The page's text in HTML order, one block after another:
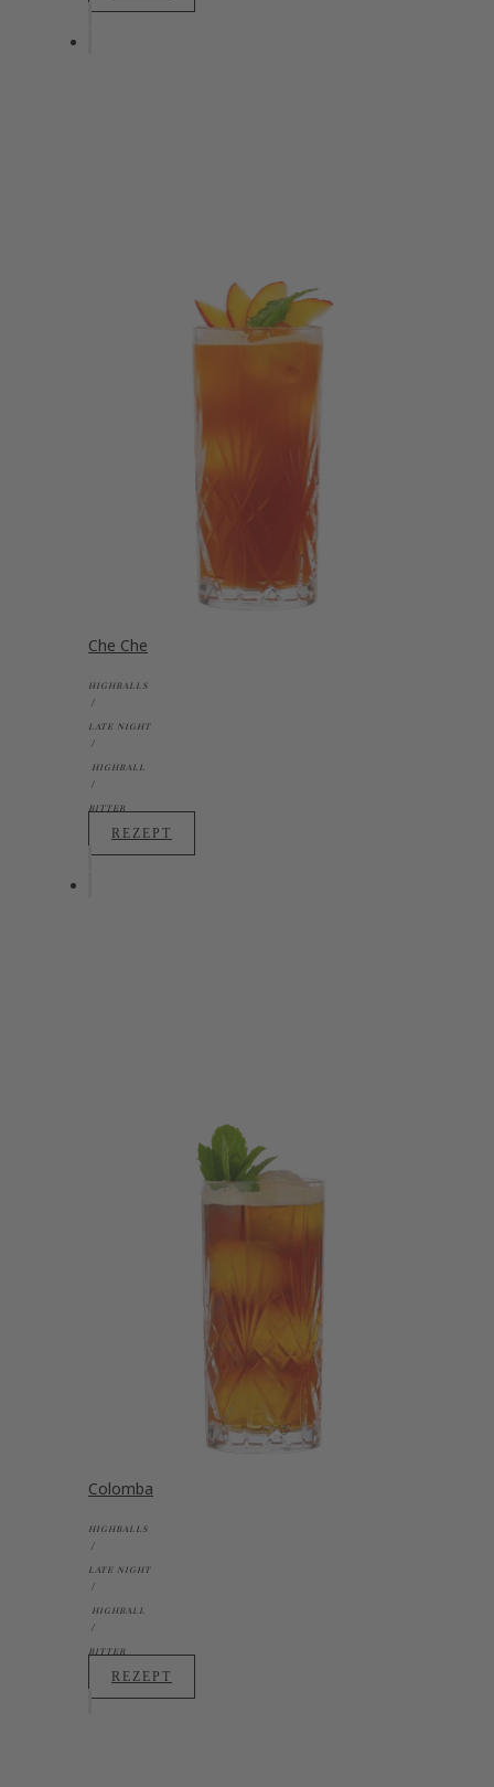
Che Che
HIGHBALLS
LATE NIGHT
HIGHBALL
BITTER
REZEPT
Colomba
HIGHBALLS
LATE NIGHT
HIGHBALL
BITTER
REZEPT